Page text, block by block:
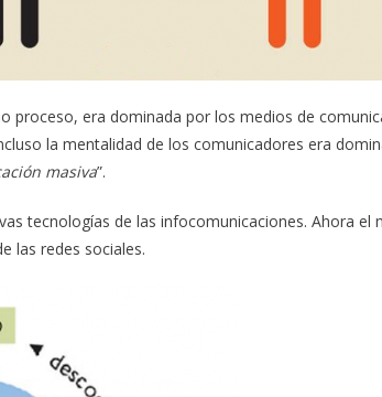
proceso, era dominada por los medios de
la mentalidad de los comunicadores era
masiva”.
tecnologías de las infocomunicaciones. Ahora el
las redes sociales.